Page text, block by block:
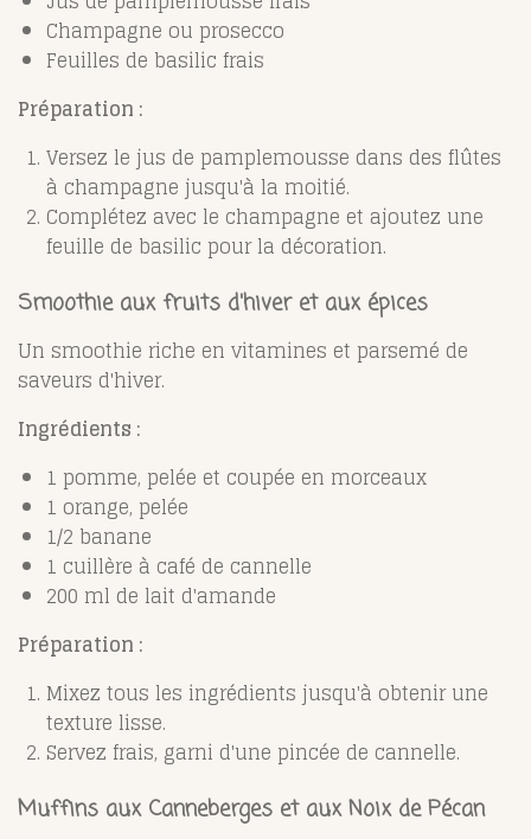
Champagne ou prosecco
Feuilles de basilic frais
Préparation :
Versez le jus de pamplemousse dans des flûtes
à champagne jusqu'à la moitié.
Complétez avec le champagne et ajoutez une
feuille de basilic pour la décoration.
Smoothie aux fruits d'hiver et aux épices
Un smoothie riche en vitamines et parsemé de
saveurs d'hiver.
Ingrédients :
1 pomme, pelée et coupée en morceaux
1 orange, pelée
1/2 banane
1 cuillère à café de cannelle
200 ml de lait d'amande
Préparation :
Mixez tous les ingrédients jusqu'à obtenir une
texture lisse.
Servez frais, garni d'une pincée de cannelle.
Muffins aux Canneberges et aux Noix de Pécan